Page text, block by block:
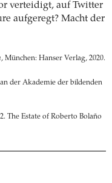
verteidigt, auf Twitter
aufgeregt? Macht der
, München: Hanser Verlag, 2020.
der Akademie der bildenden
The Estate of Roberto Bolaño